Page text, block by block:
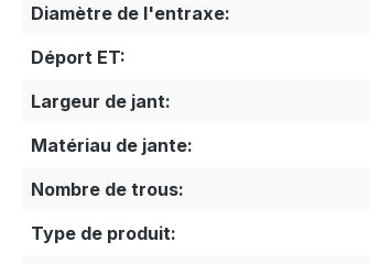
Diamètre de l'entraxe:
Déport ET:
Largeur de jant:
Matériau de jante:
Nombre de trous:
Type de produit: